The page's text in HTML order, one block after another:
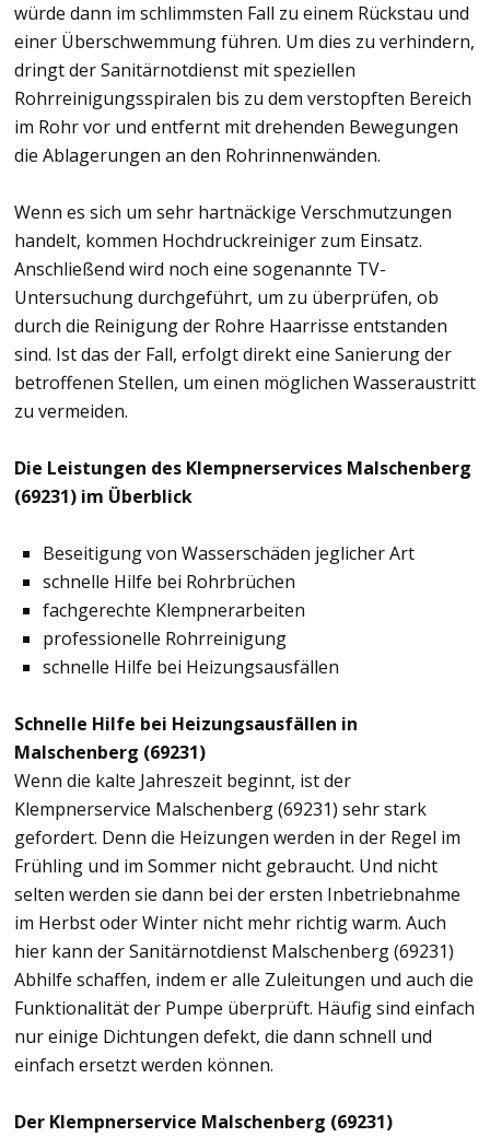
würde dann im schlimmsten Fall zu einem Rückstau und
einer Überschwemmung führen. Um dies zu verhindern,
dringt der Sanitärnotdienst mit speziellen
Rohrreinigungsspiralen bis zu dem verstopften Bereich
im Rohr vor und entfernt mit drehenden Bewegungen
die Ablagerungen an den Rohrinnenwänden.
Wenn es sich um sehr hartnäckige Verschmutzungen
handelt, kommen Hochdruckreiniger zum Einsatz.
Anschließend wird noch eine sogenannte TV-
Untersuchung durchgeführt, um zu überprüfen, ob
durch die Reinigung der Rohre Haarrisse entstanden
sind. Ist das der Fall, erfolgt direkt eine Sanierung der
betroffenen Stellen, um einen möglichen Wasseraustritt
zu vermeiden.
Die Leistungen des Klempnerservices Malschenberg
(69231) im Überblick
Beseitigung von Wasserschäden jeglicher Art
schnelle Hilfe bei Rohrbrüchen
fachgerechte Klempnerarbeiten
professionelle Rohrreinigung
schnelle Hilfe bei Heizungsausfällen
Schnelle Hilfe bei Heizungsausfällen in
Malschenberg (69231)
Wenn die kalte Jahreszeit beginnt, ist der
Klempnerservice Malschenberg (69231) sehr stark
gefordert. Denn die Heizungen werden in der Regel im
Frühling und im Sommer nicht gebraucht. Und nicht
selten werden sie dann bei der ersten Inbetriebnahme
im Herbst oder Winter nicht mehr richtig warm. Auch
hier kann der Sanitärnotdienst Malschenberg (69231)
Abhilfe schaffen, indem er alle Zuleitungen und auch die
Funktionalität der Pumpe überprüft. Häufig sind einfach
nur einige Dichtungen defekt, die dann schnell und
einfach ersetzt werden können.
Der Klempnerservice Malschenberg (69231)